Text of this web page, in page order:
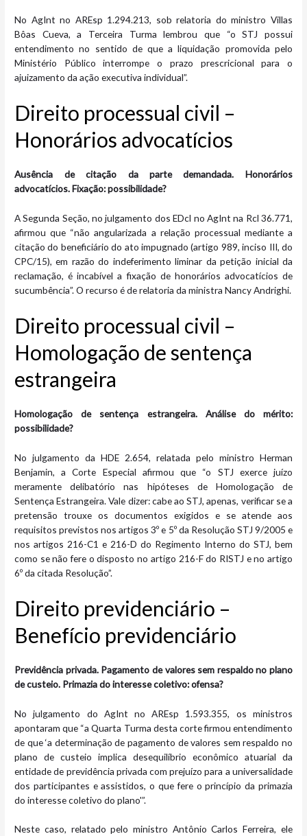
No AgInt no AREsp 1.294.213, sob relatoria do ministro Villas
Bôas Cueva, a Terceira Turma lembrou que
“o STJ possui
entendimento no sentido de que a liquidação promovida pelo
Ministério Público interrompe o prazo prescricional para o
ajuizamento da ação executiva individual”.
Direito processual civil –
Honorários advocatícios
Ausência de citação da parte demandada. Honorários
advocatícios. Fixação: possibilidade?
A Segunda Seção, no julgamento dos EDcl no AgInt na Rcl 36.771,
afirmou que “não angularizada a relação processual mediante a
citação do beneficiário do ato impugnado (artigo 989, inciso III, do
CPC/15), em razão do indeferimento liminar da petição inicial da
reclamação, é incabível a fixação de honorários advocatícios de
sucumbência”. O recurso é de relatoria da ministra Nancy Andrighi.
Direito processual civil –
Homologação de sentença
estrangeira
Homologação de sentença estrangeira. Análise do mérito:
possibilidade?
No julgamento da HDE 2.654, relatada pelo ministro Herman
Benjamin, a Corte Especial afirmou que “o STJ exerce juízo
meramente delibatório nas hipóteses de Homologação de
Sentença Estrangeira. Vale dizer: cabe ao STJ, apenas, verificar se a
pretensão trouxe os documentos exigidos e se atende aos
requisitos previstos nos artigos 3º e 5º da Resolução STJ 9/2005 e
nos artigos 216-C1 e 216-D do Regimento Interno do STJ, bem
como se não fere o disposto no artigo 216-F do RISTJ e no artigo
6º da citada Resolução”.
Direito previdenciário –
Benefício previdenciário
Previdência privada. Pagamento de valores sem respaldo no plano
de custeio. Primazia do interesse coletivo: ofensa?
No julgamento do AgInt no AREsp 1.593.355, os ministros
apontaram que “a Quarta Turma desta corte firmou entendimento
de que ‘a determinação de pagamento de valores sem respaldo no
plano de custeio implica desequilíbrio econômico atuarial da
entidade de previdência privada com prejuízo para a universalidade
dos participantes e assistidos, o que fere o princípio da primazia
do interesse coletivo do plano'”.
Neste caso, relatado pelo ministro Antônio Carlos Ferreira, ele